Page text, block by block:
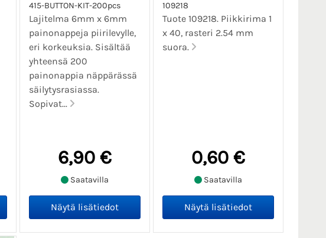
415-BUTTON-KIT-200pcs
Lajitelma 6mm x 6mm
painonappeja piirilevylle,
eri korkeuksia. Sisältää
yhteensä 200
painonappia näppärässä
säilytysrasiassa.
Sopivat...
6,90 €
Saatavilla
109218
Tuote 109218. Piikkirima 1
x 40, rasteri 2.54 mm
suora.
0,60 €
Saatavilla